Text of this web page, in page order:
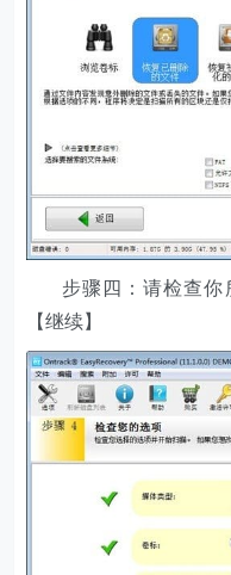
步骤四：请检查你
【继续】